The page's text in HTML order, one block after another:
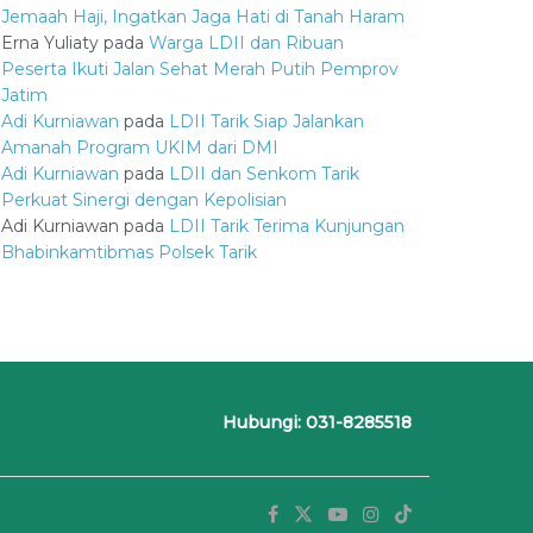
Jemaah Haji, Ingatkan Jaga Hati di Tanah Haram
Erna Yuliaty pada Warga LDII dan Ribuan
Peserta Ikuti Jalan Sehat Merah Putih Pemprov
Jatim
Adi Kurniawan pada LDII Tarik Siap Jalankan
Amanah Program UKIM dari DMI
Adi Kurniawan pada LDII dan Senkom Tarik
Perkuat Sinergi dengan Kepolisian
Adi Kurniawan pada LDII Tarik Terima Kunjungan
Bhabinkamtibmas Polsek Tarik
Hubungi: 031-8285518